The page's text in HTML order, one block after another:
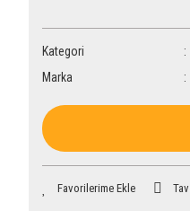
Kategori
Marka